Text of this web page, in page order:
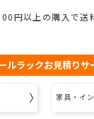
円以上の購入で送
ルラックお見積りサ
家具・イ